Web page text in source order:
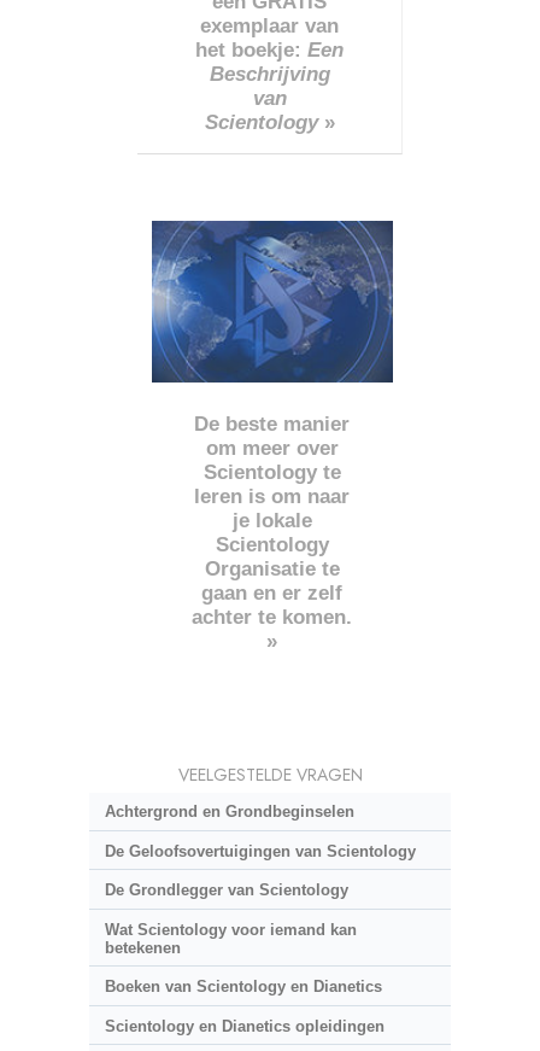
exemplaar van
het boekje: Een
Beschrijving
van
Scientology»
De beste manier
om meer over
Scientology te
leren is om naar
je lokale
Scientology
Organisatie te
gaan en er zelf
achter te komen.
»
VEELGESTELDE VRAGEN
Achtergrond en Grondbeginselen
De Geloofsovertuigingen van Scientology
De Grondlegger van Scientology
Wat Scientology voor iemand kan
betekenen
Boeken van Scientology en Dianetics
Scientology en Dianetics opleidingen